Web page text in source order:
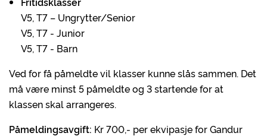
V5, T7 – Ungrytter/Senior
V5, T7 - Junior
V5, T7 - Barn
Ved for få påmeldte vil klasser kunne slås sammen. Det
må være minst 5 påmeldte og 3 startende for at
klassen skal arrangeres.
Påmeldingsavgift: Kr 700,- per ekvipasje for Gandur